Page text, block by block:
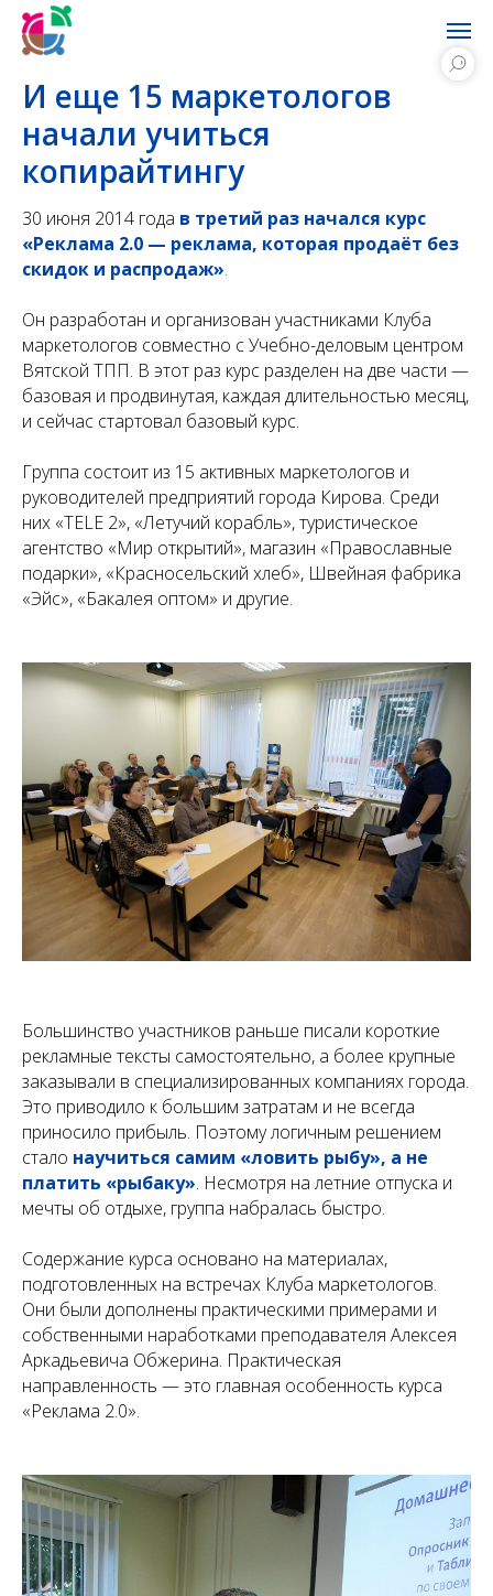
И еще 15 маркетологов
начали учиться
копирайтингу
30 июня 2014 года в третий раз начался курс
«Реклама 2.0 — реклама, которая продаёт без
скидок и распродаж».
Он разработан и организован участниками Клуба
маркетологов совместно с Учебно-деловым центром
Вятской ТПП. В этот раз курс разделен на две части —
базовая и продвинутая, каждая длительностью месяц,
и сейчас стартовал базовый курс.
Группа состоит из 15 активных маркетологов и
руководителей предприятий города Кирова. Среди
них «TELE 2», «Летучий корабль», туристическое
агентство «Мир открытий», магазин «Православные
подарки», «Красносельский хлеб», Швейная фабрика
«Эйс», «Бакалея оптом» и другие.
Большинство участников раньше писали короткие
рекламные тексты самостоятельно, а более крупные
заказывали в специализированных компаниях города.
Это приводило к большим затратам и не всегда
приносило прибыль. Поэтому логичным решением
стало научиться самим «ловить рыбу», а не
платить «рыбаку». Несмотря на летние отпуска и
мечты об отдыхе, группа набралась быстро.
Содержание курса основано на материалах,
подготовленных на встречах Клуба маркетологов.
Они были дополнены практическими примерами и
собственными наработками преподавателя Алексея
Аркадьевича Обжерина. Практическая
направленность — это главная особенность курса
«Реклама 2.0».